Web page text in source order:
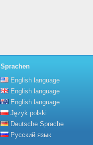
Sprachen
English language
English language
English language
Język polski
Deutsche Sprache
Русский язык